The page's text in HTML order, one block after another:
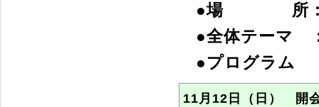
●場 所
●全体テーマ
●プログラム
11月12日（日） 開